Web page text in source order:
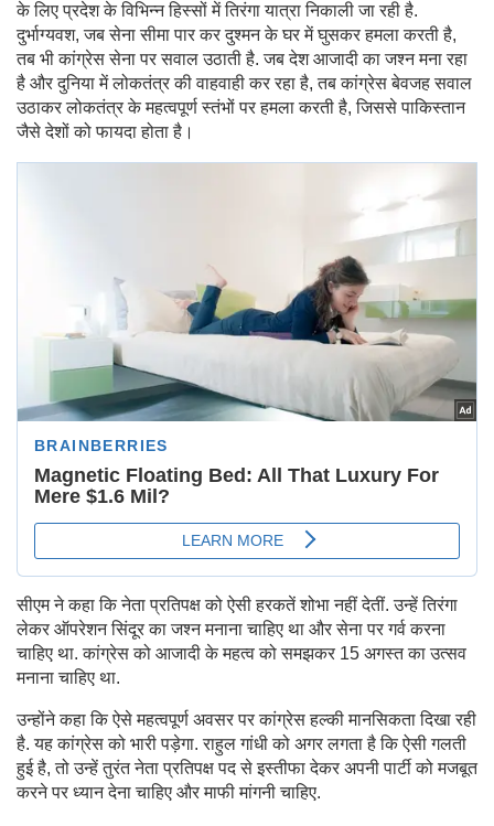
के लिए प्रदेश के विभिन्न हिस्सों में तिरंगा यात्रा निकाली जा रही है.
दुर्भाग्यवश, जब सेना सीमा पार कर दुश्मन के घर में घुसकर हमला करती है,
तब भी कांग्रेस सेना पर सवाल उठाती है. जब देश आजादी का जश्न मना रहा
है और दुनिया में लोकतंत्र की वाहवाही कर रहा है, तब कांग्रेस बेवजह सवाल
उठाकर लोकतंत्र के महत्वपूर्ण स्तंभों पर हमला करती है, जिससे पाकिस्तान
जैसे देशों को फायदा होता है।
सीएम ने कहा कि नेता प्रतिपक्ष को ऐसी हरकतें शोभा नहीं देतीं. उन्हें तिरंगा
लेकर ऑपरेशन सिंदूर का जश्न मनाना चाहिए था और सेना पर गर्व करना
चाहिए था. कांग्रेस को आजादी के महत्व को समझकर 15 अगस्त का उत्सव
मनाना चाहिए था.
उन्होंने कहा कि ऐसे महत्वपूर्ण अवसर पर कांग्रेस हल्की मानसिकता दिखा रही
है. यह कांग्रेस को भारी पड़ेगा. राहुल गांधी को अगर लगता है कि ऐसी गलती
हुई है, तो उन्हें तुरंत नेता प्रतिपक्ष पद से इस्तीफा देकर अपनी पार्टी को मजबूत
करने पर ध्यान देना चाहिए और माफी मांगनी चाहिए.